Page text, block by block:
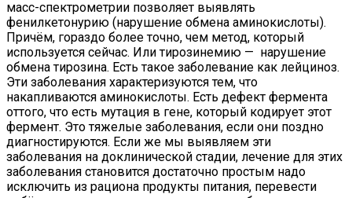
масс-спектрометрии позволяет выявлять
фенилкетонурию (нарушение обмена аминокислоты).
Причём, гораздо более точно, чем метод, который
используется сейчас. Или тирозинемию — нарушение
обмена тирозина. Есть такое заболевание как лейциноз.
Эти заболевания характеризуются тем, что
накапливаются аминокислоты. Есть дефект фермента
оттого, что есть мутация в гене, который кодирует этот
фермент. Это тяжелые заболевания, если они поздно
диагностируются. Если же мы выявляем эти
заболевания на доклинической стадии, лечение для этих
заболевания становится достаточно простым надо
исключить из рациона продукты питания, перевести